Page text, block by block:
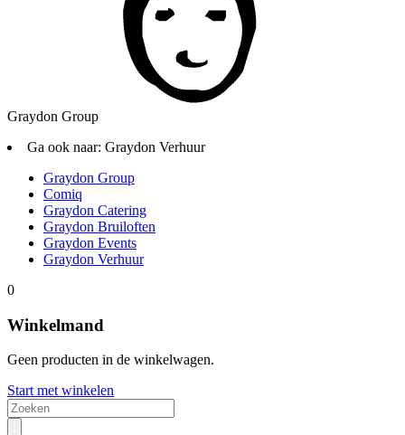
Graydon Group
Ga ook naar: Graydon Verhuur
Graydon Group
Comiq
Graydon Catering
Graydon Bruiloften
Graydon Events
Graydon Verhuur
0
Winkelmand
Geen producten in de winkelwagen.
Start met winkelen